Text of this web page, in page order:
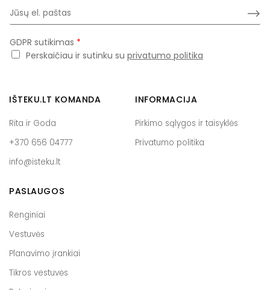
IŠTEKU.LT KOMANDA
Rita ir Goda
+370 656 04777
info@isteku.lt
INFORMACIJA
Pirkimo sąlygos ir taisyklės
Privatumo politika
PASLAUGOS
Renginiai
Vestuvės
Planavimo įrankiai
Tikros vestuvės
E
m
a
i
*
GDPR sutikimas *
Perskaičiau ir sutinku su privatumo politika